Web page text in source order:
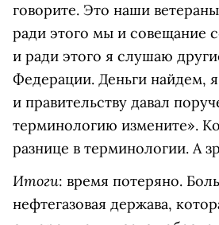
говорите. Это наши
ради этого мы и совещание
и ради этого я слушаю
Федерации. Деньги найдем,
и правительству давал
терминологию измените».
разнице в терминологии. А
Итоги: время потеряно.
нефтегазовая держава,